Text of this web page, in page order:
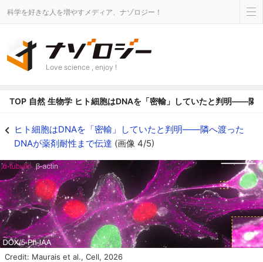
科学を好きな人を増やすメディア、ナゾロジー！
Love science , enjoy !
TOP 自然 生物学 ヒト細胞はDNAを「密輸」していたと判明――隣
ヒト細胞はDNAを「密輸」していたと判明――隣へ渡った
DNAが薬剤耐性まで伝達 (画像 4/5)
Credit: Maurais et al., Cell, 2026